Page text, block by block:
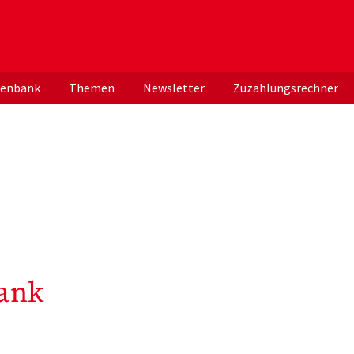
ApothekerInnen
Themen Newsletter Zuzahlungsrechner